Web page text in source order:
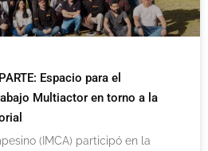
Espacio para el
Multiactor en torno a la
(IMCA) participó en la